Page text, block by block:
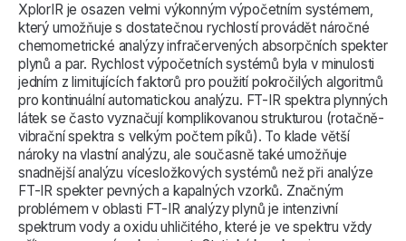
XplorIR je osazen velmi výkonným výpočetním systémem,
který umožňuje s dostatečnou rychlostí provádět náročné
chemometrické analýzy infračervených absorpčních spekter
plynů a par. Rychlost výpočetních systémů byla v minulosti
jedním z limitujících faktorů pro použití pokročilých algoritmů
pro kontinuální automatickou analýzu. FT-IR spektra plynných
látek se často vyznačují komplikovanou strukturou (rotačně-
vibrační spektra s velkým počtem píků). To klade větší
nároky na vlastní analýzu, ale současně také umožňuje
snadnější analýzu vícesložkových systémů než při analýze
FT-IR spekter pevných a kapalných vzorků. Značným
problémem v oblasti FT-IR analýzy plynů je intenzivní
spektrum vody a oxidu uhličitého, které je ve spektru vždy